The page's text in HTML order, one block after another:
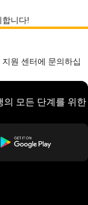
니다!
원 센터에 문의하십
의 모든 단계를 위한